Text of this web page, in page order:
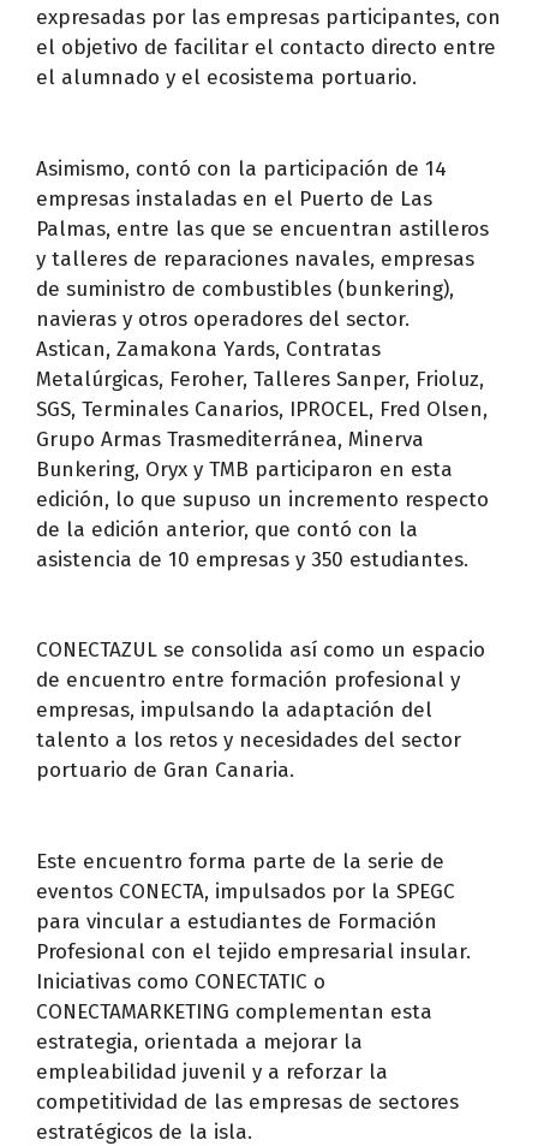
expresadas por las empresas participantes, con
el objetivo de facilitar el contacto directo entre
el alumnado y el ecosistema portuario.
Asimismo, contó con la participación de 14
empresas instaladas en el Puerto de Las
Palmas, entre las que se encuentran astilleros
y talleres de reparaciones navales, empresas
de suministro de combustibles (bunkering),
navieras y otros operadores del sector.
Astican, Zamakona Yards, Contratas
Metalúrgicas, Feroher, Talleres Sanper, Frioluz,
SGS, Terminales Canarios, IPROCEL, Fred Olsen,
Grupo Armas Trasmediterránea, Minerva
Bunkering, Oryx y TMB participaron en esta
edición, lo que supuso un incremento respecto
de la edición anterior, que contó con la
asistencia de 10 empresas y 350 estudiantes.
CONECTAZUL se consolida así como un espacio
de encuentro entre formación profesional y
empresas, impulsando la adaptación del
talento a los retos y necesidades del sector
portuario de Gran Canaria.
Este encuentro forma parte de la serie de
eventos CONECTA, impulsados por la SPEGC
para vincular a estudiantes de Formación
Profesional con el tejido empresarial insular.
Iniciativas como CONECTATIC o
CONECTAMARKETING complementan esta
estrategia, orientada a mejorar la
empleabilidad juvenil y a reforzar la
competitividad de las empresas de sectores
estratégicos de la isla.